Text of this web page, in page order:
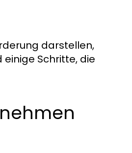
darstellen,
Schritte, die